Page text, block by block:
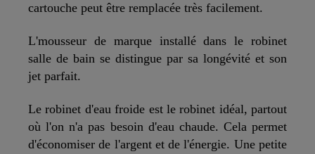
cartouche peut être remplacée très facilement.
L'mousseur de marque installé dans le robinet
salle de bain se distingue par sa longévité et son
jet parfait.
Le robinet d'eau froide est le robinet idéal, partout
où l'on n'a pas besoin d'eau chaude. Cela permet
d'économiser de l'argent et de l'énergie. Une petite